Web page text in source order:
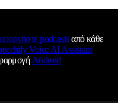
podcastsαπό κάθε
Voice AI Assistant
Android